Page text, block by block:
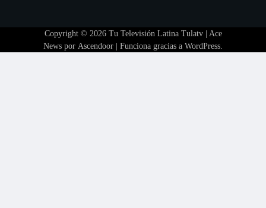
Copyright © 2026 Tu Televisión Latina Tulatv| Ace
News por Ascendoor | Funciona gracias a WordPress.